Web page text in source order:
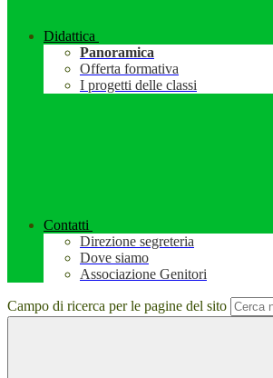
Didattica
Panoramica
Offerta formativa
I progetti delle classi
Contatti
Direzione segreteria
Dove siamo
Associazione Genitori
Campo di ricerca per le pagine del sito